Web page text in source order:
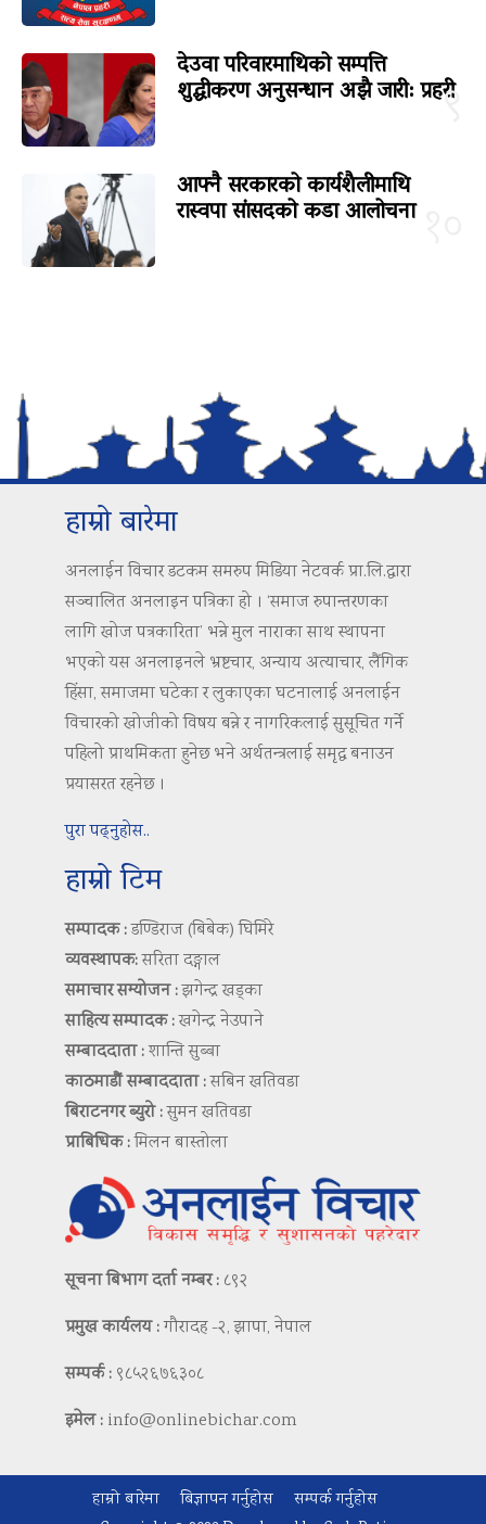
९
देउवा परिवारमाथिको सम्पत्ति
शुद्धीकरण अनुसन्धान अझै जारी: प्रहरी
आफ्नै सरकारको कार्यशैलीमाथि
रास्वपा सांसदको कडा आलोचना
हाम्रो बारेमा
अनलाईन विचार डटकम समरुप मिडिया नेटवर्क प्रा.लि.द्वारा
सञ्चालित अनलाइन पत्रिका हो । ‘समाज रुपान्तरणका
लागि खोज पत्रकारिता’ भन्ने मुल नाराका साथ स्थापना
भएको यस अनलाइनले भ्रष्टचार, अन्याय अत्याचार, लैंगिक
हिंसा, समाजमा घटेका र लुकाएका घटनालाई अनलाईन
विचारको खोजीको विषय बन्ने र नागरिकलाई सुसूचित गर्ने
पहिलो प्राथमिकता हुनेछ भने अर्थतन्त्रलाई समृद्ध बनाउन
प्रयासरत रहनेछ ।
पुरा पढ्नुहोस..
हाम्रो टिम
सम्पादक :डण्डिराज (बिबेक) घिमिरे
व्यवस्थापक:सरिता दङ्गाल
समाचार सम्योजन :झगेन्द्र खड्का
साहित्य सम्पादक :खगेन्द्र नेउपाने
सम्बाददाता :शान्ति सुब्बा
काठमाडौं सम्बाददाता :सबिन खतिवडा
बिराटनगर ब्युरो :सुमन खतिवडा
प्राबिधिक :मिलन बास्तोला
सूचना बिभाग दर्ता नम्बर : ८९२
प्रमुख कार्यलय :गौरादह -२, झापा, नेपाल
सम्पर्क : ९८५२६७६३०८
इमेल : info@onlinebichar.com
हाम्रो बारेमा बिज्ञापन गर्नुहोस
सम्पर्क गर्नुहोस